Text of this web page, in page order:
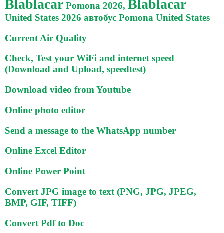
Blablacar Pomona 2026, Blablacar
United States 2026 автобус Pomona United States
Current Air Quality
Check, Test your WiFi and internet speed
(Download and Upload, speedtest)
Download video from Youtube
Online photo editor
Send a message to the WhatsApp number
Online Excel Editor
Online Power Point
Convert JPG image to text (PNG, JPG, JPEG,
BMP, GIF, TIFF)
Convert Pdf to Doc